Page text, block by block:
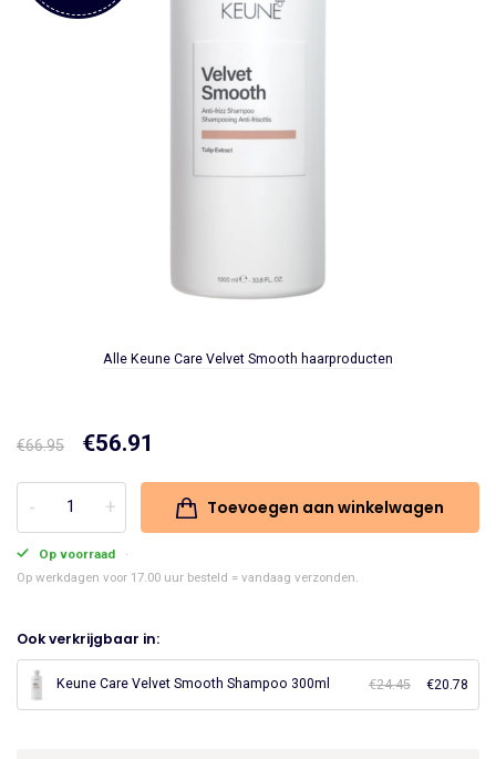
Alle Keune Care Velvet Smooth haarproducten
€66.95
Oorspronkelijke
prijs
was:
€66.95.
€56.91
prijs
is:
€56.91.
Care
Velvet
aantal
Toevoegen aan winkelwagen
Op voorraad
Op werkdagen voor 17.00 uur besteld = vandaag verzonden.
Ook verkrijgbaar in:
Keune Care Velvet Smooth Shampoo 300ml €24.45
prijs
€20.78
prijs